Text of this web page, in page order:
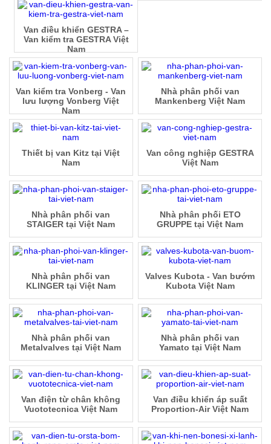
Van điều khiển GESTRA –
Van kiểm tra GESTRA Việt
Nam
Van kiểm tra Vonberg - Van
lưu lượng Vonberg Việt
Nam
Nhà phân phối van
Mankenberg Việt Nam
Thiết bị van Kitz tại Việt
Nam
Van công nghiệp GESTRA
Việt Nam
Nhà phân phối van
STAIGER tại Việt Nam
Nhà phân phối ETO
GRUPPE tại Việt Nam
Nhà phân phối van
KLINGER tại Việt Nam
Valves Kubota - Van bướm
Kubota Việt Nam
Nhà phân phối van
Metalvalves tại Việt Nam
Nhà phân phối van
Yamato tại Việt Nam
Van điện từ chân không
Vuototecnica Việt Nam
Van điều khiển áp suất
Proportion-Air Việt Nam